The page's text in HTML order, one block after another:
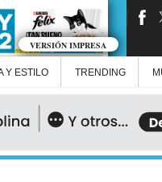
VERSIÓN IMPRESA
Y ESTILO TRENDING